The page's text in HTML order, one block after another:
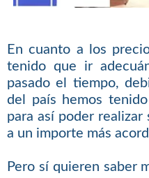
En cuanto a los
tenido que ir
pasado el tiempo,
del país hemos
para así poder
a un importe más
Pero sí quieren saber